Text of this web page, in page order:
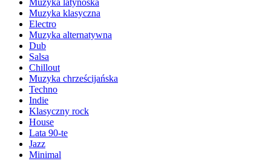
Muzyka latynoska
Muzyka klasyczna
Electro
Muzyka alternatywna
Dub
Salsa
Chillout
Muzyka chrześcijańska
Techno
Indie
Klasyczny rock
House
Lata 90-te
Jazz
Minimal